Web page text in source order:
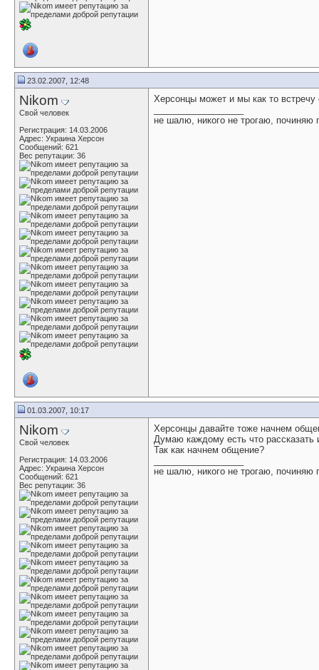
23.02.2007, 12:48
Nikom
Свой человек
Регистрация: 14.03.2006
Адрес: Украина Херсон
Сообщений: 621
Вес репутации: 36
Херсонцы может и мы как то встречу
не шалю, никого не трогаю, починяю
01.03.2007, 10:17
Nikom
Свой человек
Регистрация: 14.03.2006
Адрес: Украина Херсон
Сообщений: 621
Вес репутации: 36
Херсонцы давайте тоже начнем
Думаю каждому есть что рассказать
Так как начнем общение?
не шалю, никого не трогаю, починяю